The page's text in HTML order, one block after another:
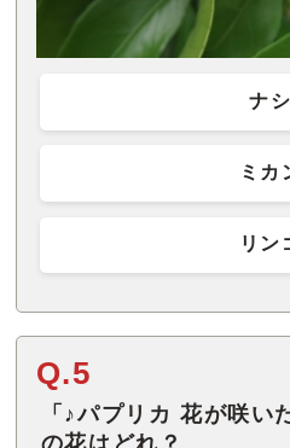
ナシ
ミカ
リン
Q.5
「♪パプリカ 花が咲